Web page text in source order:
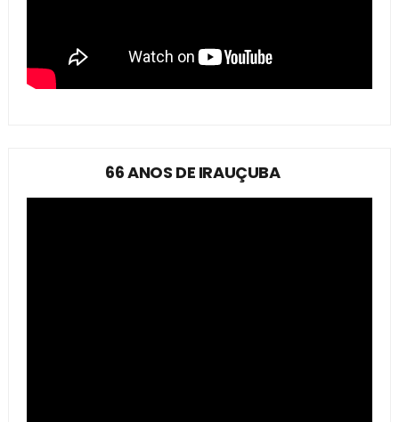
66 ANOS DE IRAUÇUBA